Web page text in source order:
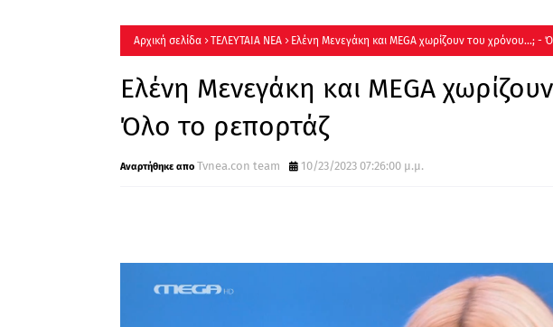
Αρχική σελίδα ΤΕΛΕΥΤΑΙΑ ΝΕΑ Ελένη Μενεγάκη και MEGA χωρίζουν του χρόνου...; -
Ελένη Μενεγάκη και MEGA
Όλο το ρεπορτάζ
Tvnea.con team 10/23/2023 07:26:00 μ.μ.